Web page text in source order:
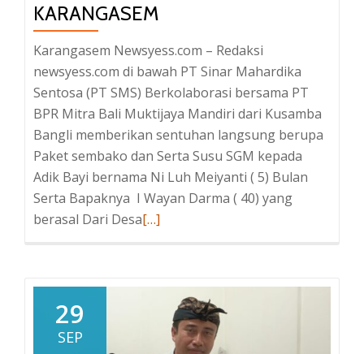
KARANGASEM
Karangasem Newsyess.com – Redaksi
newsyess.com di bawah PT Sinar Mahardika
Sentosa (PT SMS) Berkolaborasi bersama PT
BPR Mitra Bali Muktijaya Mandiri dari Kusamba
Bangli memberikan sentuhan langsung berupa
Paket sembako dan Serta Susu SGM kepada
Adik Bayi bernama Ni Luh Meiyanti ( 5) Bulan
Serta Bapaknya I Wayan Darma ( 40) yang
berasal Dari DesaBaca
Newsyess
Berkolaborasi
bersama
[…]
29
SEP